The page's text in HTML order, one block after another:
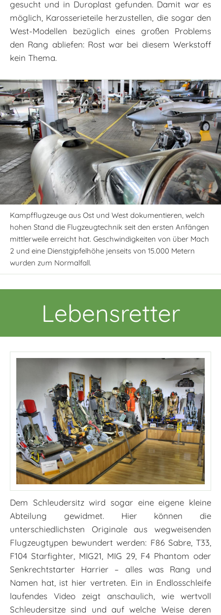
gesucht und in Duroplast gefunden. Damit war es
möglich, Karosserieteile herzustellen, die sogar den
West-Modellen bezüglich eines großen Problems
den Rang abliefen: Rost war bei diesem Werkstoff
kein Thema.
Kampfflugzeuge aus Ost und West dokumentieren, welch
hohen Stand die Flugzeugtechnik seit den ersten Anfängen
mittlerweile erreicht hat. Geschwindigkeiten von über Mach
2 und eine Dienstgipfelhöhe jenseits von 15.000 Metern
wurden zum Normalfall.
Lebensretter
Dem Schleudersitz wird sogar eine eigene kleine
Abteilung gewidmet. Hier können die
unterschiedlichsten Originale aus wegweisenden
Flugzeugtypen bewundert werden: F86 Sabre, T33,
F104 Starfighter, MIG21, MIG 29, F4 Phantom oder
Senkrechtstarter Harrier – alles was Rang und
Namen hat, ist hier vertreten. Ein in Endlosschleife
laufendes Video zeigt anschaulich, wie wertvoll
Schleudersitze sind und auf welche Weise deren